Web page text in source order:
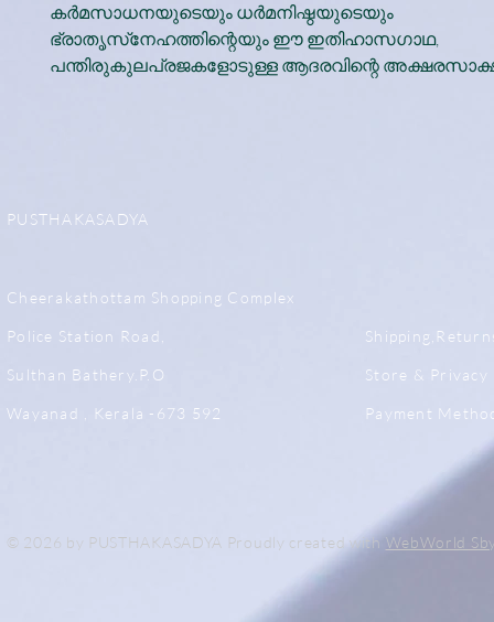
കർമസാധനയുടെയും ധർമനിഷ്ഠയുടെയും
ഭ്രാതൃസ്‌നേഹത്തിന്റെയും ഈ ഇതിഹാസഗാഥ,
പന്തിരുകുലപ്രജകളോടുള്ള ആദരവിന്റെ
PUSTHAKASADYA
Cheerakathottam Shopping Complex
Police Station Road,
Sulthan Bathery.P.O
Wayanad , Kerala -673 592
Store & Privacy
Payment
© 2026 by PUSTHAKASADYA Proudly created with WebWorld